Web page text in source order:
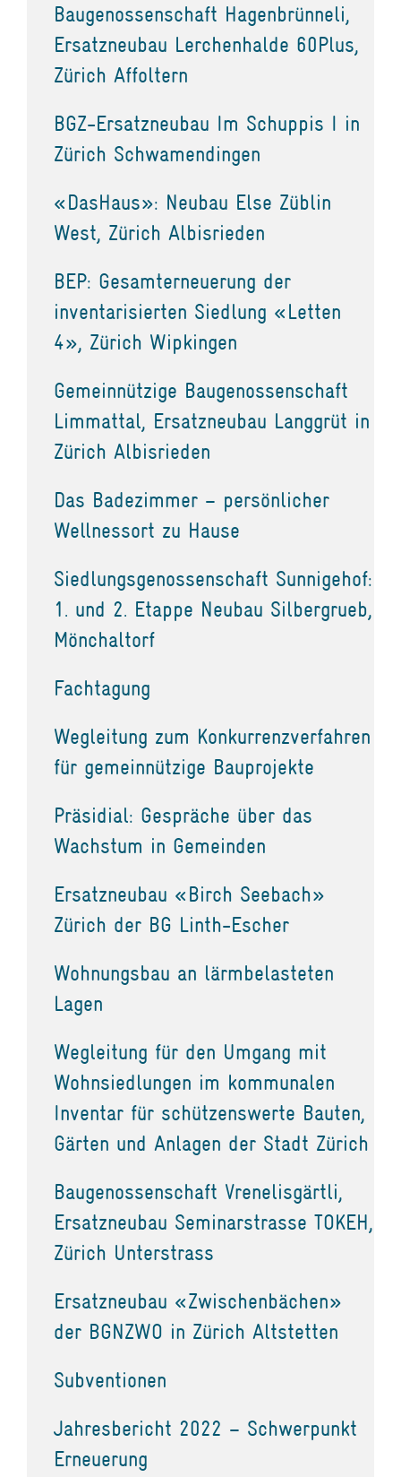
Baugenossenschaft Hagenbrünneli,
Ersatzneubau Lerchenhalde 60Plus,
Zürich Affoltern
BGZ-Ersatzneubau Im Schuppis I in
Zürich Schwamendingen
«DasHaus»: Neubau Else Züblin
West, Zürich Albisrieden
BEP: Gesamterneuerung der
inventarisierten Siedlung «Letten
4», Zürich Wipkingen
Gemeinnützige Baugenossenschaft
Limmattal, Ersatzneubau Langgrüt in
Zürich Albisrieden
Das Badezimmer – persönlicher
Wellnessort zu Hause
Siedlungsgenossenschaft Sunnigehof:
1. und 2. Etappe Neubau Silbergrueb,
Mönchaltorf
Fachtagung
Wegleitung zum Konkurrenzverfahren
für gemeinnützige Bauprojekte
Präsidial: Gespräche über das
Wachstum in Gemeinden
Ersatzneubau «Birch Seebach»
Zürich der BG Linth-Escher
Wohnungsbau an lärmbelasteten
Lagen
Wegleitung für den Umgang mit
Wohnsiedlungen im kommunalen
Inventar für schützenswerte Bauten,
Gärten und Anlagen der Stadt Zürich
Baugenossenschaft Vrenelisgärtli,
Ersatzneubau Seminarstrasse TOKEH,
Zürich Unterstrass
Ersatzneubau «Zwischenbächen»
der BGNZWO in Zürich Altstetten
Subventionen
Jahresbericht 2022 – Schwerpunkt
Erneuerung